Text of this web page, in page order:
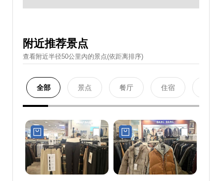
附近推荐景点
查看附近半径50公里內的景点(依距离排序)
全部 景点 餐厅 住宿